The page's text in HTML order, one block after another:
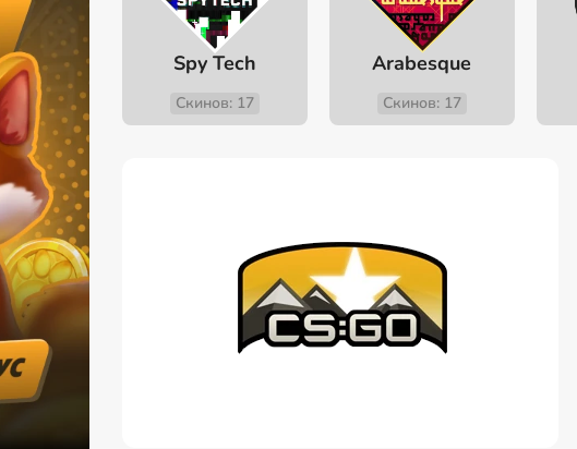
Spy Tech
Скинов: 17
Arabesque
Скинов: 17